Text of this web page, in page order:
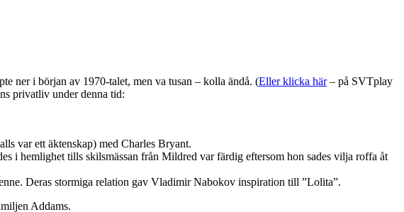
ner i början av 1970-talet, men va tusan – kolla ändå. (Eller klicka här– på SVTplay
privatliv under denna tid:
var ett äktenskap) med Charles Bryant.
i hemlighet tills skilsmässan från Mildred var färdig eftersom hon sades vilja roffa åt
Deras stormiga relation gav Vladimir Nabokov inspiration till ”Lolita”.
Addams.